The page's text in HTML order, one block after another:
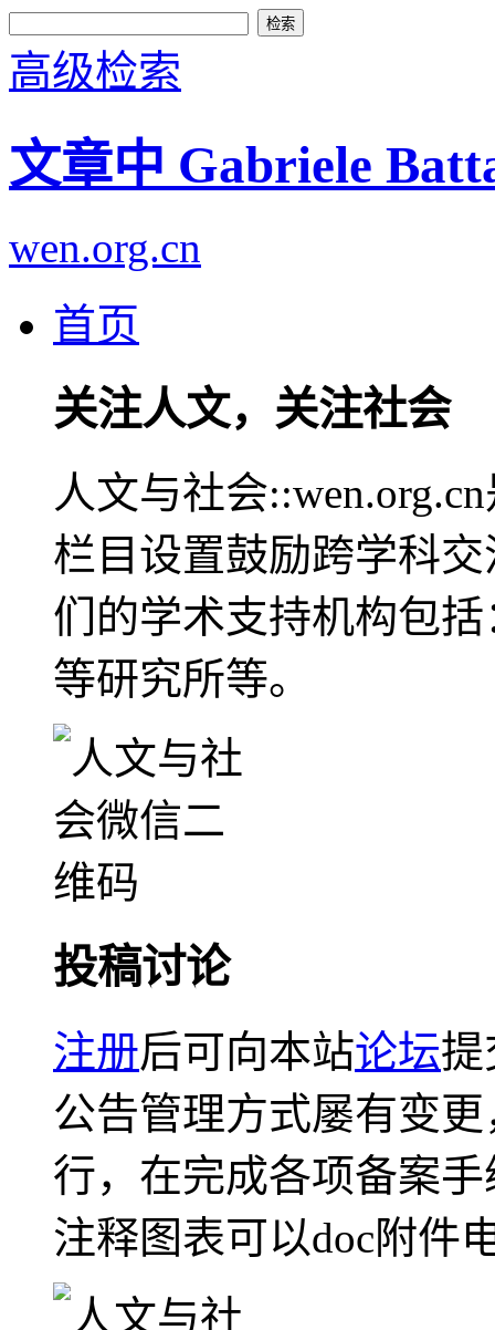
高级检索
文章中 Gabriele
wen.org.cn
首页
关注人文，关注社会
人文与社会
栏目设置鼓励跨学科
们的学术支持机构包
等研究所等。
投稿讨论
注册后可向本站论坛提
公告管理方式屡有变
行，在完成各项备案
注释图表可以doc附件